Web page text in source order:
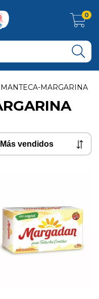
0
MANTECA-MARGARINA